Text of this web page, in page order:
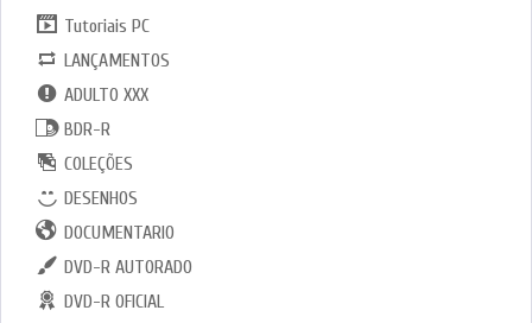
Tutoriais PC
LANÇAMENTOS
ADULTO XXX
BDR-R
COLEÇÕES
DESENHOS
DOCUMENTARIO
DVD-R AUTORADO
DVD-R OFICIAL